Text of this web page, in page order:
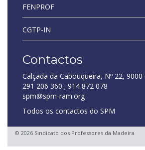
FENPROF
CGTP-IN
Contactos
Calçada da Cabouqueira, Nº 22,
291 206 360 ; 914 872 078
spm@spm-ram.org
Todos os contactos do SPM
© 2026 Sindicato dos Professores da Madeira